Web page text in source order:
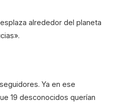
alrededor del planeta
Ya en ese
19 desconocidos querían